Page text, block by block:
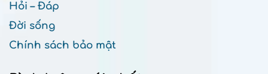
Hỏi – Đáp
Đời sống
Chính sách bảo mật